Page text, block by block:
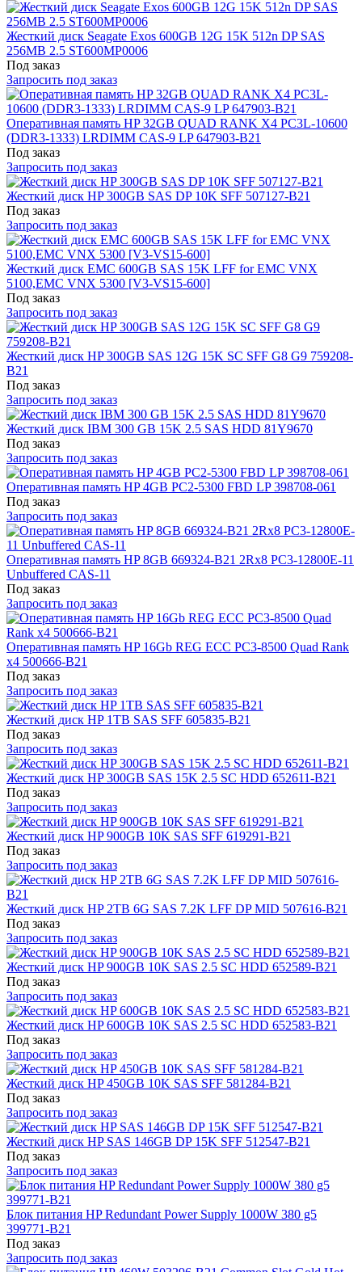
Жесткий диск Seagate Exos 600GB 12G 15K 512n DP SAS
256MB 2.5 ST600MP0006
Под заказ
Запросить под заказ
Оперативная память HP 32GB QUAD RANK X4 PC3L-10600
(DDR3-1333) LRDIMM CAS-9 LP 647903-B21
Под заказ
Запросить под заказ
Жесткий диск HP 300GB SAS DP 10K SFF 507127-B21
Под заказ
Запросить под заказ
Жесткий диск EMC 600GB SAS 15K LFF for EMC VNX
5100,EMC VNX 5300 [V3-VS15-600]
Под заказ
Запросить под заказ
Жесткий диск HP 300GB SAS 12G 15K SC SFF G8 G9 759208-
B21
Под заказ
Запросить под заказ
Жесткий диск IBM 300 GB 15K 2.5 SAS HDD 81Y9670
Под заказ
Запросить под заказ
Оперативная память HP 4GB PC2-5300 FBD LP 398708-061
Под заказ
Запросить под заказ
Оперативная память HP 8GB 669324-B21 2Rx8 PC3-12800E-11
Unbuffered CAS-11
Под заказ
Запросить под заказ
Оперативная память HP 16Gb REG ECC PC3-8500 Quad Rank
x4 500666-B21
Под заказ
Запросить под заказ
Жесткий диск HP 1TB SAS SFF 605835-B21
Под заказ
Запросить под заказ
Жесткий диск HP 300GB SAS 15K 2.5 SC HDD 652611-B21
Под заказ
Запросить под заказ
Жесткий диск HP 900GB 10K SAS SFF 619291-B21
Под заказ
Запросить под заказ
Жесткий диск HP 2TB 6G SAS 7.2K LFF DP MID 507616-B21
Под заказ
Запросить под заказ
Жесткий диск HP 900GB 10K SAS 2.5 SC HDD 652589-B21
Под заказ
Запросить под заказ
Жесткий диск HP 600GB 10K SAS 2.5 SC HDD 652583-B21
Под заказ
Запросить под заказ
Жесткий диск HP 450GB 10K SAS SFF 581284-B21
Под заказ
Запросить под заказ
Жесткий диск HP SAS 146GB DP 15K SFF 512547-B21
Под заказ
Запросить под заказ
Блок питания HP Redundant Power Supply 1000W 380 g5
399771-B21
Под заказ
Запросить под заказ